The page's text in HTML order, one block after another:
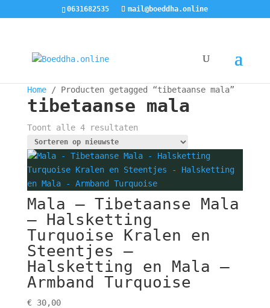
0631682535 mail@boeddha.online
Home/ Producten getagged “tibetaanse mala”
tibetaanse mala
Toont alle 4 resultatenGesorteerd
nieuwste
Mala – Tibetaanse Mala
– Halsketting
Turquoise Kralen en
Steentjes –
Halsketting en Mala –
Armband Turquoise
€30,00